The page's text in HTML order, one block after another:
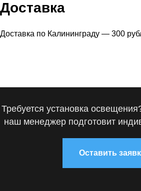
Доставка
Доставка по Калининграду — 300
Требуется установка
наш менеджер подготовит
Оставить